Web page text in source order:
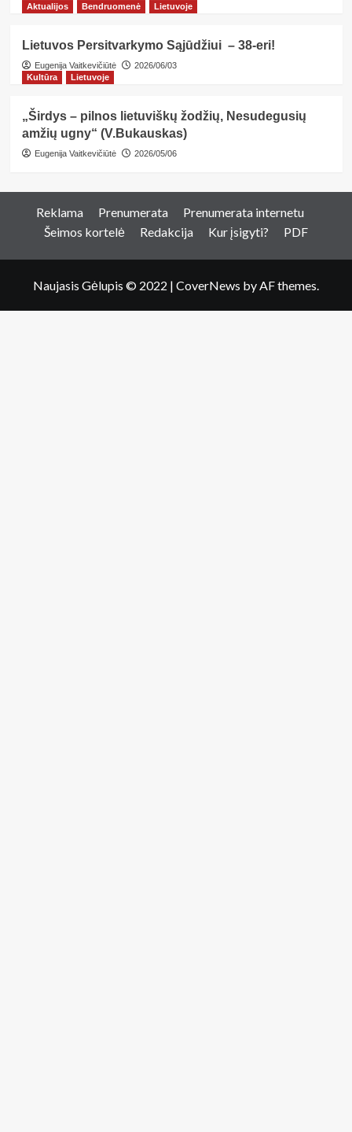
Aktualijos
Bendruomenė Lietuvoje
Lietuvos Persitvarkymo Sąjūdžiui – 38-eri!
Eugenija Vaitkevičiūtė
2026/06/03
Kultūra
Lietuvoje
„Širdys – pilnos lietuviškų žodžių, Nesudegusių
amžių ugny“ (V.Bukauskas)
Eugenija Vaitkevičiūtė 2026/05/06
Reklama Prenumerata
Prenumerata internetu
Šeimos kortelė
Redakcija Kur įsigyti? PDF
Naujasis Gėlupis © 2022 | CoverNews by AF themes.